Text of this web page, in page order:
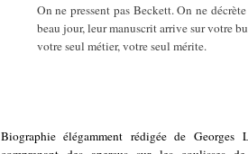
On ne pressent pas Beckett. On ne
beau jour, leur manuscrit arrive sur votre
votre seul métier, votre seul mérite.
Biographie élégamment rédigée de Georges